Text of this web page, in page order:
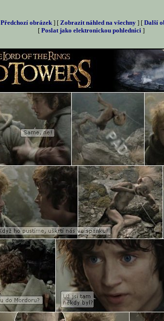
Předchozí obrázek ] [ Zobrazit náhled na všechny ] [ Další
[ Poslat jako elektronickou pohlednici ]